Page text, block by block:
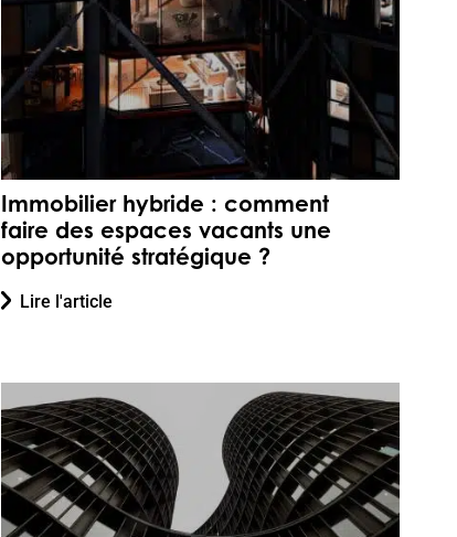
Immobilier hybride : comment
faire des espaces vacants une
opportunité stratégique ?
Lire l'article